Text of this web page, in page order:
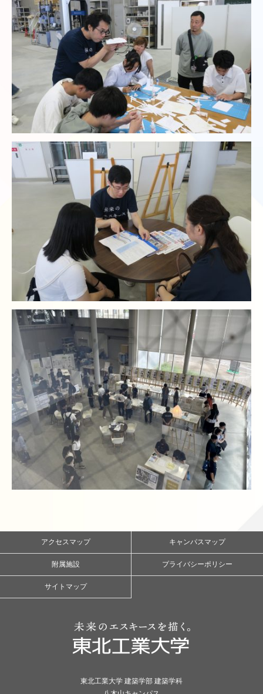
アクセスマップ キャンパスマップ
附属施設 プライバシーポリシー
サイトマップ
東北工業大学 建築学部 建築学科